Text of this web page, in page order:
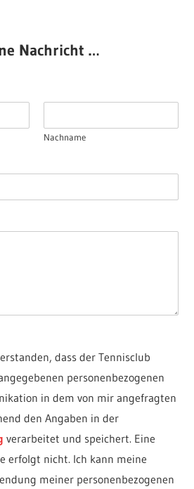
Nachricht …
Nachname
dass der Tennisclub
personenbezogenen
in dem von mir angefragten
den Angaben in der
verarbeitet und speichert. Eine
erfolgt nicht. Ich kann meine
meiner personenbezogenen